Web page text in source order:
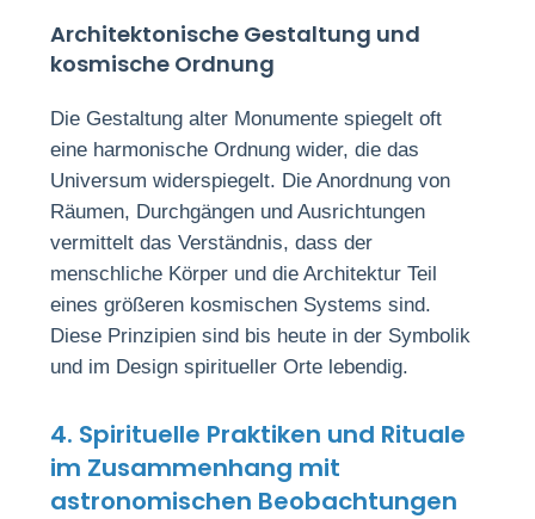
Architektonische Gestaltung und
kosmische Ordnung
Die Gestaltung alter Monumente spiegelt oft
eine harmonische Ordnung wider, die das
Universum widerspiegelt. Die Anordnung von
Räumen, Durchgängen und Ausrichtungen
vermittelt das Verständnis, dass der
menschliche Körper und die Architektur Teil
eines größeren kosmischen Systems sind.
Diese Prinzipien sind bis heute in der Symbolik
und im Design spiritueller Orte lebendig.
4. Spirituelle Praktiken und Rituale
im Zusammenhang mit
astronomischen Beobachtungen